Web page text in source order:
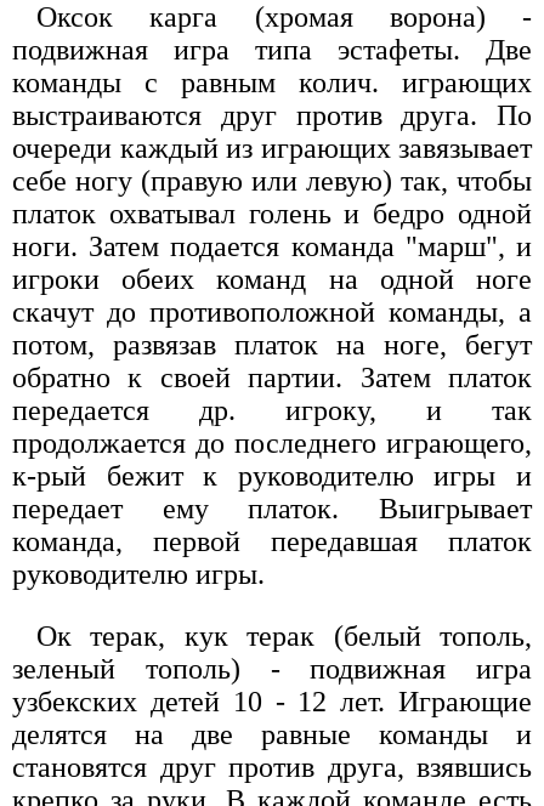
Оксок карга (хромая ворона) -
подвижная игра типа эстафеты. Две
команды с равным колич. играющих
выстраиваются друг против друга. По
очереди каждый из играющих завязывает
себе ногу (правую или левую) так, чтобы
платок охватывал голень и бедро одной
ноги. Затем подается команда "марш", и
игроки обеих команд на одной ноге
скачут до противоположной команды, а
потом, развязав платок на ноге, бегут
обратно к своей партии. Затем платок
передается др. игроку, и так
продолжается до последнего играющего,
к-рый бежит к руководителю игры и
передает ему платок. Выигрывает
команда, первой передавшая платок
руководителю игры.
Ок терак, кук терак (белый тополь,
зеленый тополь) - подвижная игра
узбекских детей 10 - 12 лет. Играющие
делятся на две равные команды и
становятся друг против друга, взявшись